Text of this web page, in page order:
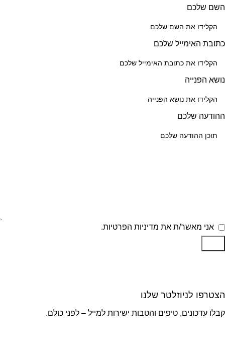
השם שלכם
כתובת האימייל שלכם
נושא הפנייה
ההודעה שלכם
אני מאשר/ת את מדיניות הפרטיות.
הצטרפו לניוזלטר שלנו
קבלו עדכונים, טיפים והטבות ישירות למייל – לפני כולם.